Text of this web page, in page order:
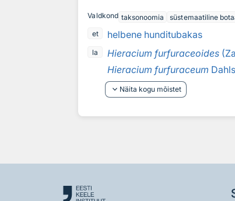
Valdkond taksonoomia
süstemaatiline
et
helbene hunditubakas
la Hieracium furfuraceoides
Hieracium furfuraceum
keyboard_arrow_down Näita kogu mõistet